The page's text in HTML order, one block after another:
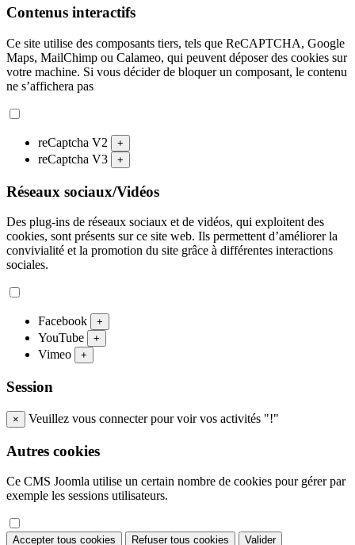
Contenus interactifs
Ce site utilise des composants tiers, tels que ReCAPTCHA, Google
Maps, MailChimp ou Calameo, qui peuvent déposer des cookies sur
votre machine. Si vous décider de bloquer un composant, le contenu
ne s’affichera pas
reCaptcha V2 +
reCaptcha V3 +
Réseaux sociaux/Vidéos
Des plug-ins de réseaux sociaux et de vidéos, qui exploitent des
cookies, sont présents sur ce site web. Ils permettent d’améliorer la
convivialité et la promotion du site grâce à différentes interactions
sociales.
Facebook +
YouTube +
Vimeo +
Session
× Veuillez vous connecter pour voir vos activités "!"
Autres cookies
Ce CMS Joomla utilise un certain nombre de cookies pour gérer par
exemple les sessions utilisateurs.
Accepter tous cookies Refuser tous cookies Valider